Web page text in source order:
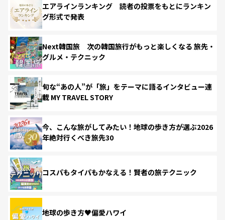
エアラインランキング 読者の投票をもとにランキン
グ形式で発表
Next韓国旅 次の韓国旅行がもっと楽しくなる 旅先・
グルメ・テクニック
旬な“あの人”が「旅」をテーマに語るインタビュー連
載 MY TRAVEL STORY
今、こんな旅がしてみたい！地球の歩き方が選ぶ2026
年絶対行くべき旅先30
コスパもタイパもかなえる！賢者の旅テクニック
地球の歩き方♥偏愛ハワイ